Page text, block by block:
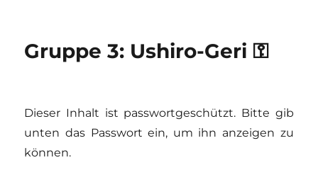
Gruppe 3: Ushiro-Geri ⚿
Dieser Inhalt ist passwortgeschützt. Bitte gib
unten das Passwort ein, um ihn anzeigen zu
können.